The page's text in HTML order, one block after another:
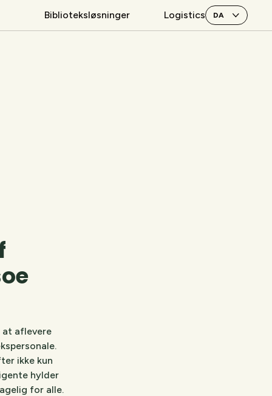
Biblioteksløsninger Logistics
aflevere
ikke kun
hylder
for alle.